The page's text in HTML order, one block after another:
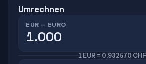
Umrechnen
EUR — EURO
1 EUR = 0,932570 CHF